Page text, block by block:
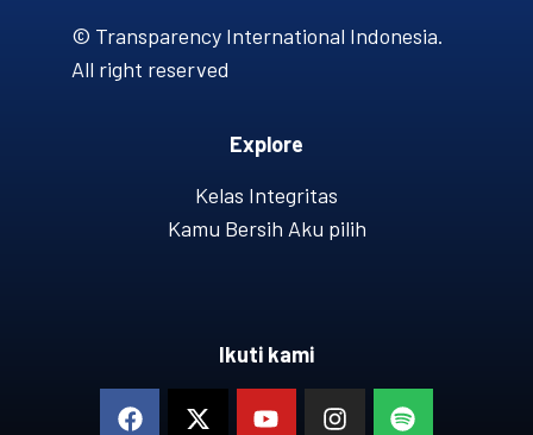
© Transparency International Indonesia.
All right reserved
Explore
Kelas Integritas
Kamu Bersih Aku pilih
Ikuti kami